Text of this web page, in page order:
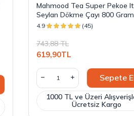
Mahmood Tea Super Pekoe
Seylan Dökme Çayı 800 Gram
4.9 (45)
743,88TL
619,90TL
Sepete
1000 TL ve Üzeri
Ücretsiz Kargo